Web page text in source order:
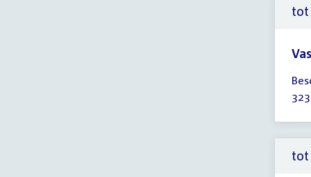
tot
tot
uur
tot